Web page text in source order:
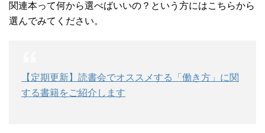
関連本って何から選べばいいの？という方にはこちらから
選んでみてください。
【定期更新】読書会でオススメする「働き方」に関
する書籍をご紹介します